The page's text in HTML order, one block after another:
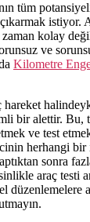
tüm
istiyor.
zaman kolay
ve
Kilometre
bir alettir. Bu,
ve test
herhangi bir
sonra
araç testi
düzenlemelere